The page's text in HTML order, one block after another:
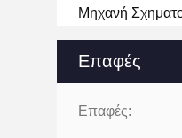
Μηχανή
Πλαστική
Επαφές
Επαφές: